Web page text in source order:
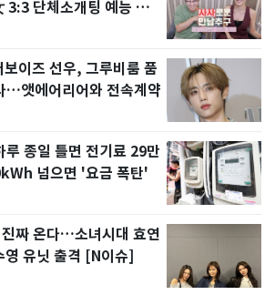
단체소개팅 예능 화
이즈 선우, 그루비룸 품
…앳에어리어와 전속계약
루 종일 틀면 전기료 29만
넘으면 '요금 폭탄'
짜 온다…소녀시대 효연
영 유닛 출격 [N이슈]